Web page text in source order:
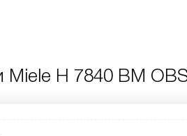
Miele H 7840 BM